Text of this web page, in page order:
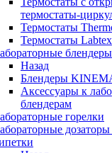
термостаты-
Термостаты
Термостаты Labtex
блендеры
Назад
Блендеры
Аксессуары к
блендерам
горелки